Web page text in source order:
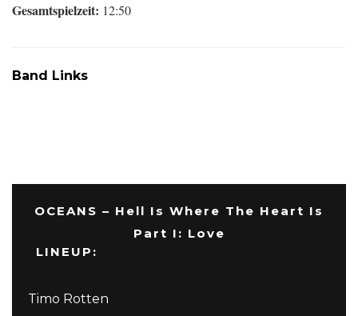
Gesamtspielzeit: 12:50
Band Links
OCEANS – Hell Is Where The Heart Is
Part I: Love
LINEUP:
Timo Rotten